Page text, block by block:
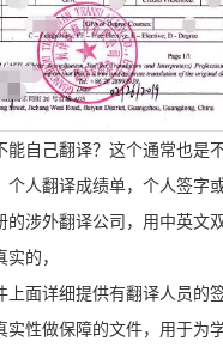
能自己翻译？这个通常也是
个人翻译成绩单，个人签字
的涉外翻译公司，用中英文
的，
上面详细提供有翻译人员的
实性做保障的文件，用于为